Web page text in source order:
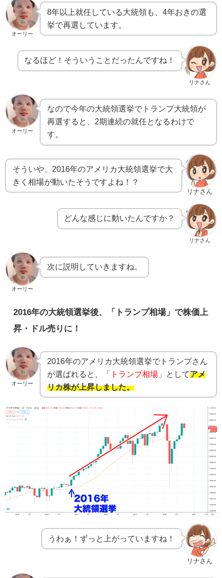
オーリー
8年以上就任している大統領も、4年おきの選
挙で再選しています。
リナさん
なるほど！そういうことだったんですね！
オーリー
なので今年の大統領選挙でトランプ大統領が
再選すると、2期連続の就任となるわけで
す。
リナさん
そういや、2016年のアメリカ大統領選挙で大
きく相場が動いたそうですよね！？
リナさん
どんな感じに動いたんですか？
オーリー
次に説明していきますね。
2016年の大統領選挙後、「トランプ相場」で株価上
昇・ドル売りに！
オーリー
2016年のアメリカ大統領選挙でトランプさん
が選ばれると、「
トランプ相場」としてアメ
リカ株が上昇しました。
リナさん
うわぁ！ずっと上がっていますね！